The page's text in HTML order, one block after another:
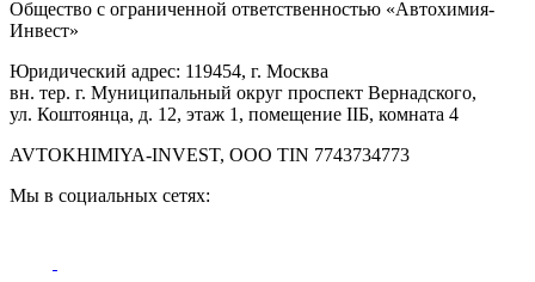
Общество с ограниченной ответственностью «Автохимия-
Инвест»
Юридический адрес: 119454, г. Москва
вн. тер. г. Муниципальный округ проспект Вернадского,
ул. Коштоянца, д. 12, этаж 1, помещение IIБ, комната 4
AVTOKHIMIYA-INVEST, OOO TIN 7743734773
Мы в социальных сетях: